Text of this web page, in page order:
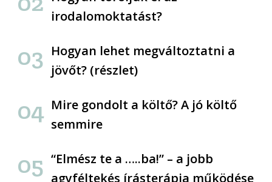
irodalomoktatást?
Hogyan lehet megváltoztatni a
jövőt? (részlet)
Mire gondolt a költő? A jó költő
semmire
“Elmész te a …..ba!” – a jobb
agyféltekés írásterápia működése